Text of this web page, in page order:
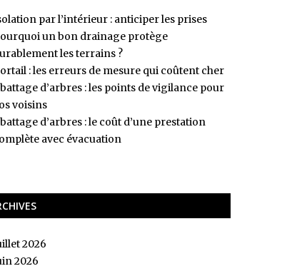
par l’intérieur : anticiper les prises
un bon drainage protège
les terrains ?
: les erreurs de mesure qui coûtent cher
d’arbres : les points de vigilance pour
voisins
d’arbres : le coût d’une prestation
avec évacuation
2026
2026